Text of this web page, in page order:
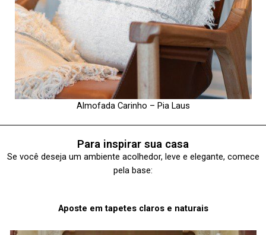
Almofada Carinho – Pia Laus
Para inspirar sua casa
Se você deseja um ambiente acolhedor, leve e elegante, comece
pela base:
Aposte em tapetes claros e naturais